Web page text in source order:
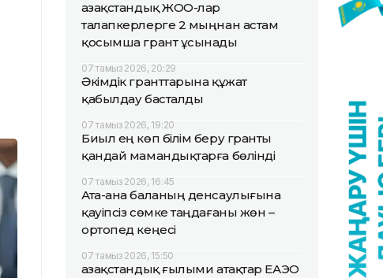
Қазақстандық ЖОО-лар
талапкерлерге 2 мыңнан астам
қосымша грант ұсынады
07 тамыз 2026, 20:29
Әкімдік гранттарына құжат
қабылдау басталды
07 тамыз 2026, 19:20
Биыл ең көп білім беру гранты
қандай мамандықтарға бөлінді
07 тамыз 2026, 16:45
Ата-ана баланың денсаулығына
қауіпсіз сөмке таңдағаны жөн –
ортопед кеңесі
07 тамыз 2026, 15:50
Қазақстандық ғылыми атақтар ЕАЭО